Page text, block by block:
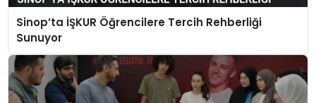
Sinop’ta İŞKUR Öğrencilere Tercih Rehberliği
Sunuyor